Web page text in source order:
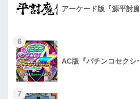
アーケード版『源平討
6
AC版『パチンコセクシ
7